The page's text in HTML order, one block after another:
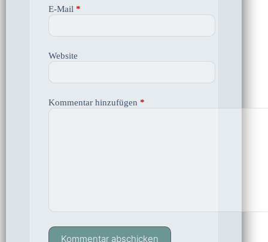
E-Mail *
Website
Kommentar hinzufügen *
Kommentar abschicken